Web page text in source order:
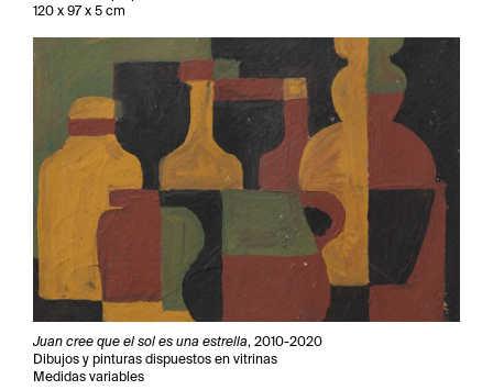
120 x 97 x 5 cm
Juan cree que el sol es una estrella, 2010-2020
Dibujos y pinturas dispuestos en vitrinas
Medidas variables